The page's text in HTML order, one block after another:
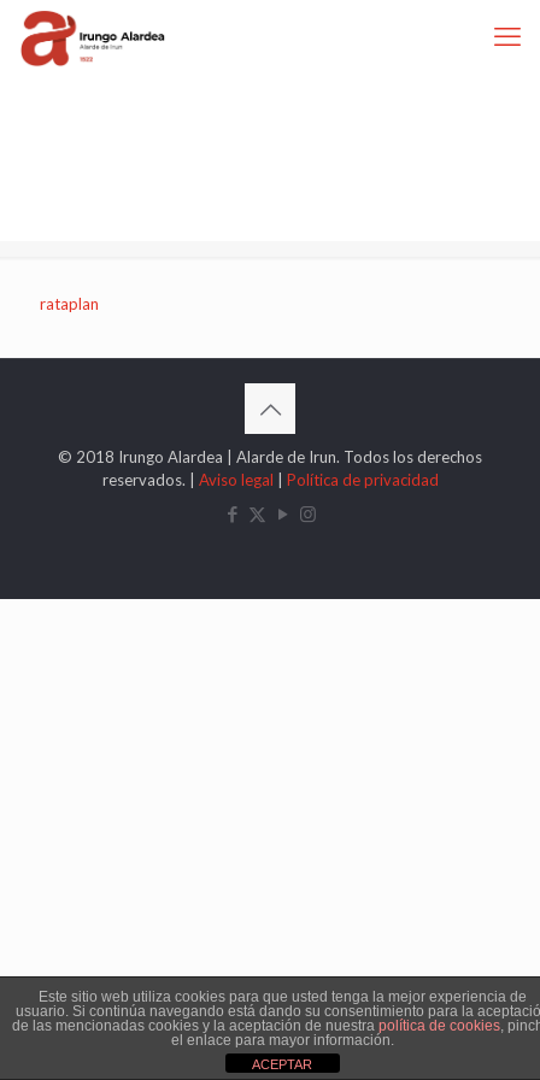
rataplan
© 2018 Irungo Alardea | Alarde de Irun. Todos los derechos
reservados. | Aviso legal Política de privacidad
Este sitio web utiliza cookies para que usted tenga la mejor experiencia de
usuario. Si continúa navegando está dando su consentimiento para la
de las mencionadas cookies y la aceptación de nuestra política de cookies,
el enlace para mayor información.
ACEPTAR